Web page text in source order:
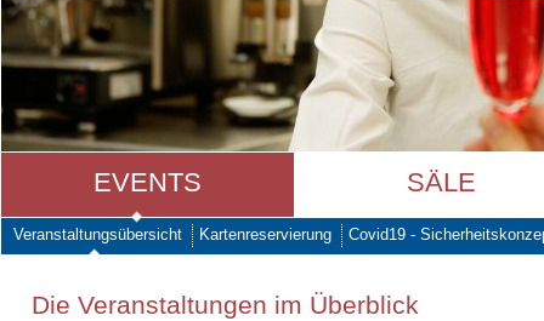
EVENTS SÄLE
Veranstaltungsübersicht Kartenreservierung Covid19 -
Die Veranstaltungen im Überblick